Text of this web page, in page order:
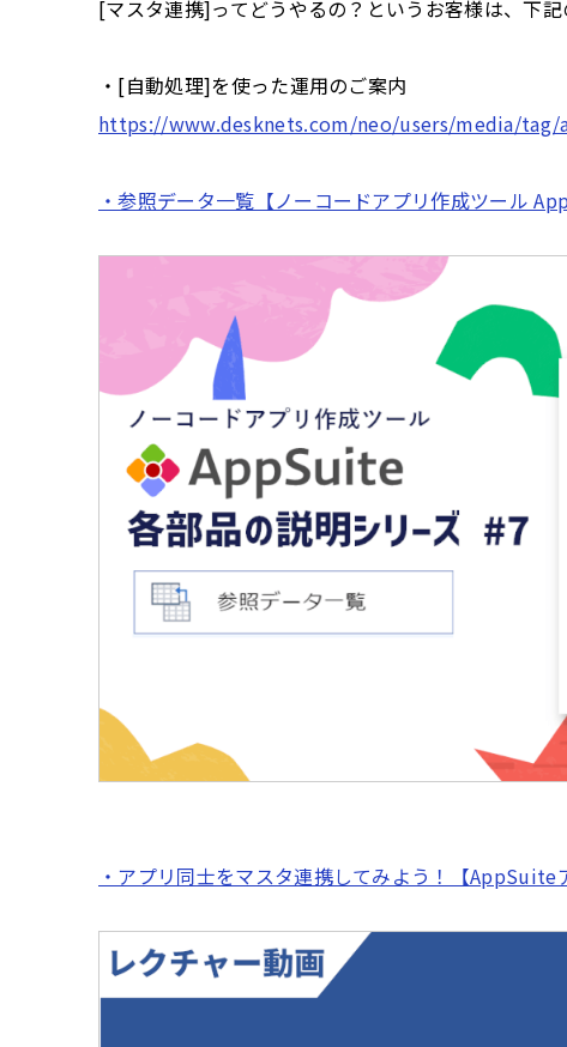
[マスタ連携]ってどうやるの？というお客様は、下記
・[自動処理]を使った運用のご案内
https://www.desknets.com/neo/users/media/tag/
・参照データ一覧【ノーコードアプリ作成ツール
・アプリ同士をマスタ連携してみよう！【AppSuite